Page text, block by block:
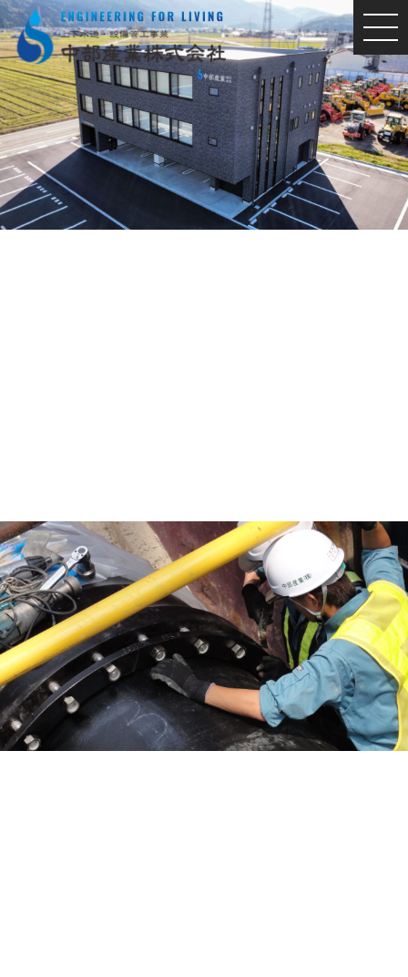
MEN
U